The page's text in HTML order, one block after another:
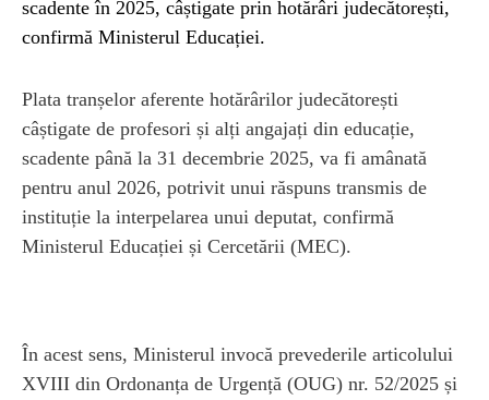
scadente în 2025, câștigate prin hotărâri judecătorești,
confirmă Ministerul Educației.
Plata tranșelor aferente hotărârilor judecătorești
câștigate de profesori și alți angajați din educație,
scadente până la 31 decembrie 2025, va fi amânată
pentru anul 2026, potrivit unui răspuns transmis de
instituție la interpelarea unui deputat, confirmă
Ministerul Educației și Cercetării (MEC).
În acest sens, Ministerul invocă prevederile articolului
XVIII din Ordonanța de Urgență (OUG) nr. 52/2025 și